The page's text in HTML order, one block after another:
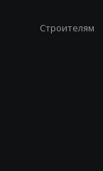
Строителям